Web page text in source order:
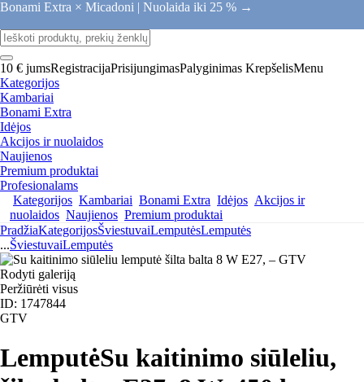
Bonami Extra × Micadoni | Nuolaida iki 25 % →
10 € jumsRegistracijaPrisijungimasPalyginimas KrepšelisMenu
Kategorijos
Kambariai
Bonami Extra
Idėjos
Akcijos ir nuolaidos
Naujienos
Premium produktai
Profesionalams
Kategorijos Kambariai Bonami Extra Idėjos Akcijos ir
nuolaidos Naujienos Premium produktai
PradžiaKategorijosŠviestuvaiLemputėsLemputės
...ŠviestuvaiLemputės
Rodyti galeriją
Peržiūrėti visus
ID: 1747844
GTV
LemputėSu kaitinimo siūleliu,